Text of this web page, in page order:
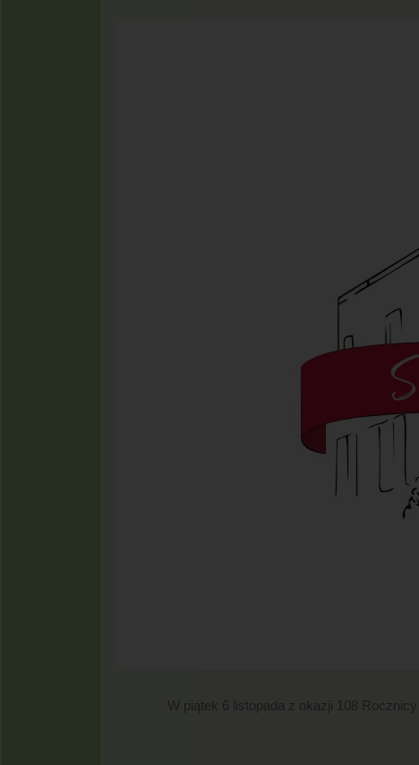
W piątek 6 listopada z okazji 108